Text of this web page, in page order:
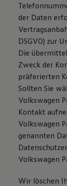
der Daten
DSGVO) zur
Die
Zweck der
präferierten
Sollten Sie
Volkswagen
Kontakt
Volkswagen
genannten
Volkswagen
Wir löschen